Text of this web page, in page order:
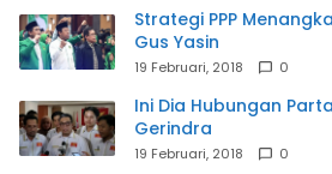
Strategi PPP
Gus Yasin
19 Februari, 2018 0
Ini Dia Hubungan
Gerindra
19 Februari, 2018 0